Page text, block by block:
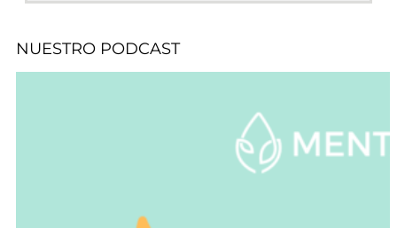
NUESTRO PODCAST